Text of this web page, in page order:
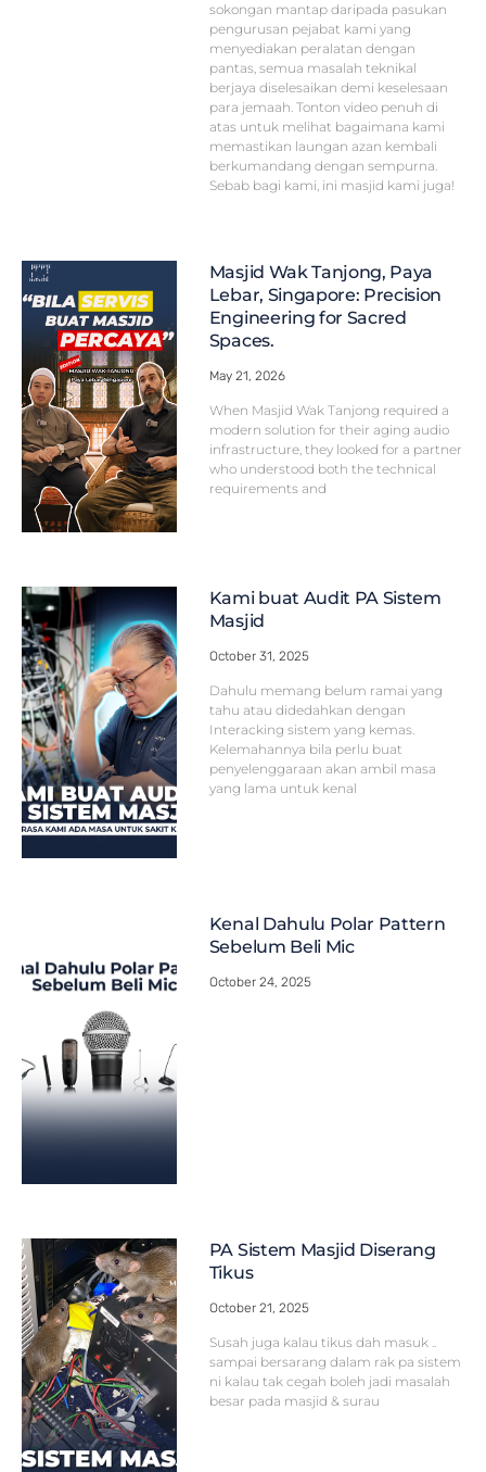
sokongan mantap daripada pasukan
pengurusan pejabat kami yang
menyediakan peralatan dengan
pantas, semua masalah teknikal
berjaya diselesaikan demi keselesaan
para jemaah. Tonton video penuh di
atas untuk melihat bagaimana kami
memastikan laungan azan kembali
berkumandang dengan sempurna.
Sebab bagi kami, ini masjid kami juga!
Masjid Wak Tanjong, Paya
Lebar, Singapore: Precision
Engineering for Sacred
Spaces.
May 21, 2026
When Masjid Wak Tanjong required a
modern solution for their aging audio
infrastructure, they looked for a partner
who understood both the technical
requirements and
Kami buat Audit PA Sistem
Masjid
October 31, 2025
Dahulu memang belum ramai yang
tahu atau didedahkan dengan
Interacking sistem yang kemas.
Kelemahannya bila perlu buat
penyelenggaraan akan ambil masa
yang lama untuk kenal
Kenal Dahulu Polar Pattern
Sebelum Beli Mic
October 24, 2025
PA Sistem Masjid Diserang
Tikus
October 21, 2025
Susah juga kalau tikus dah masuk ..
sampai bersarang dalam rak pa sistem
ni kalau tak cegah boleh jadi masalah
besar pada masjid & surau